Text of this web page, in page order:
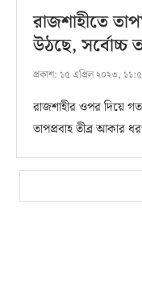
রাজশাহীতে
উঠছে, সর্বোচ্চ
প্রকাশ: ১৫ এপ্রিল ২০২৩,
রাজশাহীর ওপর দিয়ে
তাপপ্রবাহ তীব্র আকার